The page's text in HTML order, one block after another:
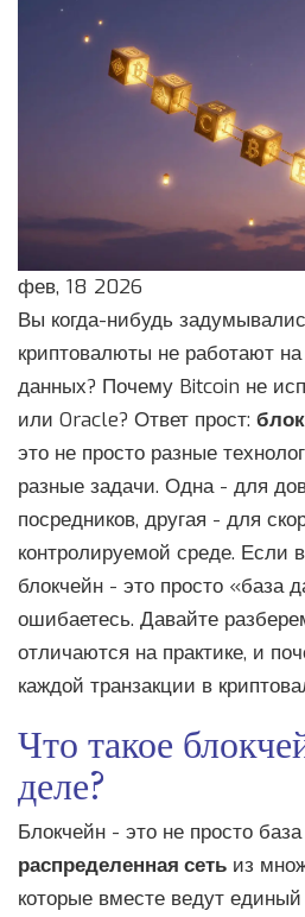
фев, 18 2026
Вы когда-нибудь
криптовалюты не работают
данных? Почему Bitcoin не
или Oracle? Ответ прост:
это не просто разные
разные задачи. Одна - для
посредников, другая - для
контролируемой среде. Если
блокчейн - это просто «база
ошибаетесь. Давайте
отличаются на практике, и
каждой транзакции в
Что такое
деле?
Блокчейн - это не просто
распределенная сеть из
которые вместе ведут